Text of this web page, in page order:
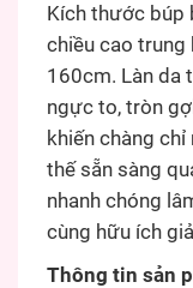
Kích thước búp
chiều cao trung
160cm. Làn da
ngực to, tròn
khiến chàng
thế sẵn sàng
nhanh chóng
cùng hữu ích
Thông tin sản